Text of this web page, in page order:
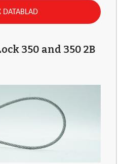
DATABLAD
350 and 350 2B